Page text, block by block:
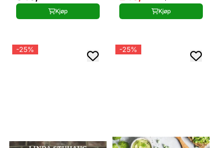
Kjøp Kjøp
-25% -25%